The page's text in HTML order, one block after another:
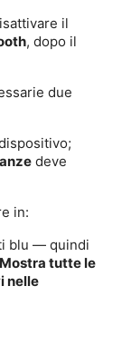
il
, dopo il
due
deve
in:
blu — quindi
tutte le
nelle